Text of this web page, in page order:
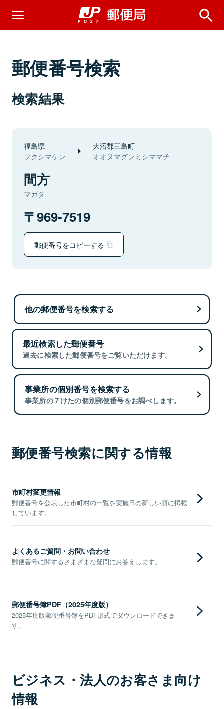
郵便番号検索
検索結果
福島県
フクシマケン
大沼郡三島町
オオヌマグンミシママチ
間方
マガタ
969-7519
郵便番号をコピーする
他の郵便番号を検索する
最近検索した郵便番号
過去に検索した郵便番号をご覧いただけます。
事業所の個別番号を検索する
事業所の７けたの個別郵便番号をお調べします。
郵便番号検索に関する情報
市町村変更情報
郵便番号を公表した市町村の一覧を実施日の新しい順に掲載
しています。
よくあるご質問・お問い合わせ
郵便番号に関するさまざまな疑問にお答えします。
郵便番号簿PDF（2025年度版）
2025年度版郵便番号簿をPDF形式でダウンロードできま
す。
ビジネス・法人のお客さま向け
情報